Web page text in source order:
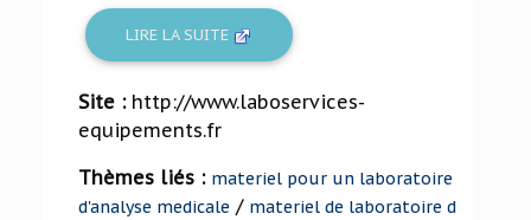
LIRE LA SUITE
Site : http://www.laboservices-
equipements.fr
Thèmes liés : materiel pour un laboratoire
d'analyse medicale / materiel de laboratoire d